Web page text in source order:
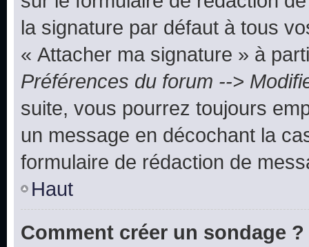
la signature par défaut à tous
« Attacher ma signature » à
Préférences du forum -->
suite, vous pourrez toujours
un message en décochant la
formulaire de rédaction de
Haut
Comment créer un sondage ?